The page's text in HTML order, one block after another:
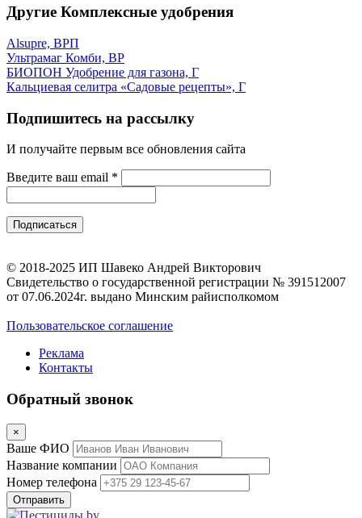
Другие Комплексные удобрения
Alsupre, ВРП
Ультрамаг Комби, ВР
БИОПОН Удобрение для газона, Г
Кальциевая селитра «Садовые рецепты», Г
Подпишитесь на рассылку
И получайте первым все обновления сайта
Введите ваш email *
© 2018-2025 ИП Шавеко Андрей Викторович
Свидетельство о государственной регистрации № 391512007
от 07.06.2024г. выдано Минским райисполкомом
Пользовательское соглашение
Реклама
Контакты
Обратный звонок
×
Ваше ФИО
Название компании
Номер телефона